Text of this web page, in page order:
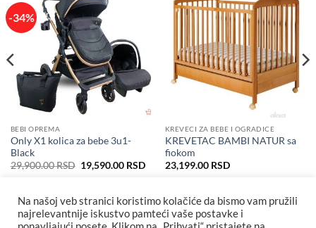
-34%
BEBI OPREMA
Only X1 kolica za bebe 3u1-
Black
29,900.00RSD Originalna
cena
29,900.00 RSD.
19,590.00 RSDTrenutna
KREVECI ZA BEBE I OGRADICE
KREVETAC BAMBI NATUR sa
fiokom
23,199.00 RSD
Na našoj veb stranici koristimo kolačiće da bismo vam pružili
najrelevantnije iskustvo pamteći vaše postavke i